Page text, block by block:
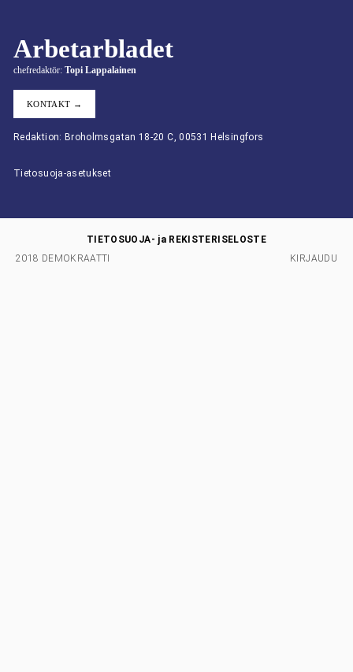
Arbetarbladet
chefredaktör: Topi Lappalainen
KONTAKT →
Redaktion: Broholmsgatan 18-20 C, 00531 Helsingfors
Tietosuoja-asetukset
2018 DEMOKRAATTI
TIETOSUOJA- ja REKISTERISELOSTE
KIRJAUDU